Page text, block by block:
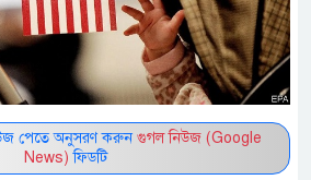
পেতে অনুসরণ করুন গুগল নিউজ (Google
News) ফিডটি